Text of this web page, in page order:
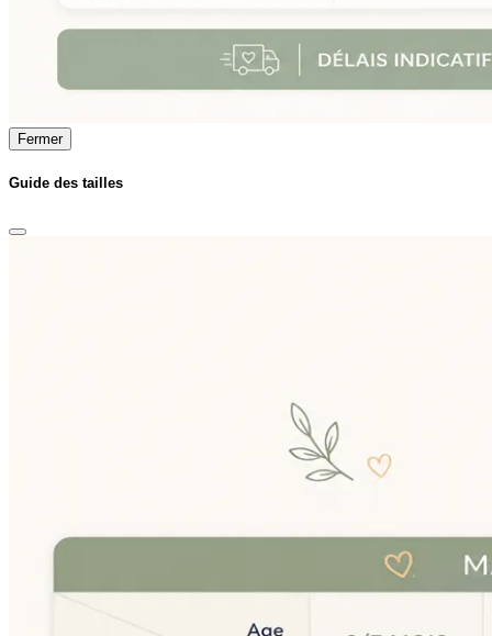
Fermer
Guide des tailles